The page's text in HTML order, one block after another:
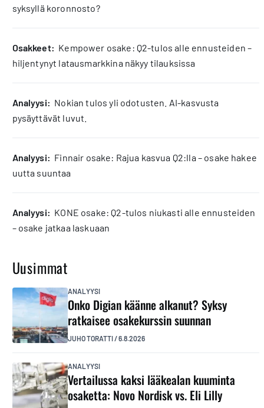
syksyllä koronnosto?
osakkeet: Kempower osake: Q2-tulos alle ennusteiden –
hiljentynyt latausmarkkina näkyy tilauksissa
analyysi: Nokian tulos yli odotusten. AI-kasvusta
pysäyttävät luvut.
analyysi: Finnair osake: Rajua kasvua Q2:lla – osake hakee
uutta suuntaa
analyysi: KONE osake: Q2-tulos niukasti alle ennusteiden
– osake jatkaa laskuaan
Uusimmat
ANALYYSI
Onko Digian käänne alkanut? Syksy
ratkaisee osakekurssin suunnan
JUHO TORATTI/6.8.2026
ANALYYSI
Vertailussa kaksi lääkealan kuuminta
osaketta: Novo Nordisk vs. Eli Lilly